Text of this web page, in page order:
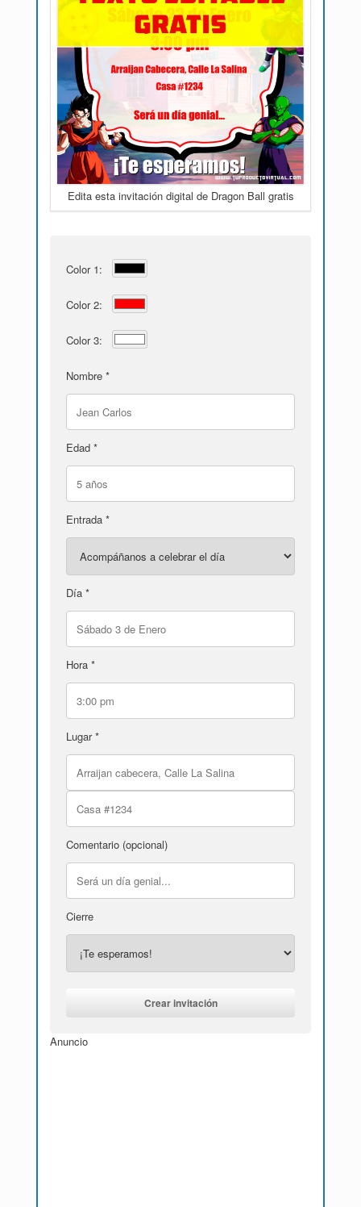
Edita esta invitación digital de Dragon Ball gratis
Color 1:
Color 2:
Color 3:
Nombre *
Edad *
Entrada *
Día *
Hora *
Lugar *
Comentario (opcional)
Cierre
Anuncio